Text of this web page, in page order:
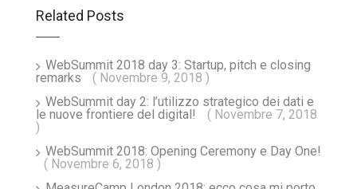
Related Posts
WebSummit 2018 day 3: Startup, pitch e closing
remarks
( Novembre 9, 2018 )
WebSummit day 2: l’utilizzo strategico dei dati e
le nuove frontiere del digital!
( Novembre 7, 2018
)
WebSummit 2018: Opening Ceremony e Day One!
( Novembre 6, 2018 )